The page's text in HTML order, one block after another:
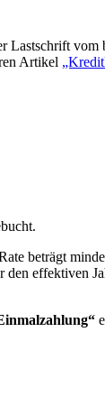
vom
Artikel
beträgt
effektiven